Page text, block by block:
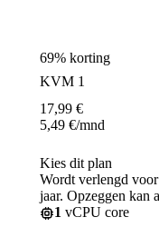
69% korting
KVM 1
17,99 €
5,49 €/mnd
Kies dit plan
Wordt verlengd
jaar. Opzeggen kan
1 vCPU core